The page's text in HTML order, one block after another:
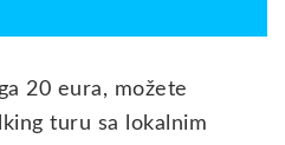
20 eura, možete
turu sa lokalnim